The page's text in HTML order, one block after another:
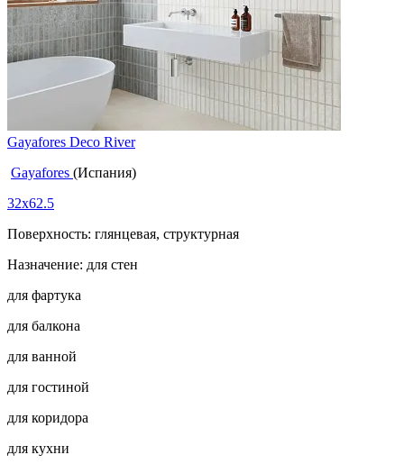
Gayafores Deco River
Gayafores (Испания)
32x62.5
Поверхность: глянцевая, структурная
Назначение: для стен
для фартука
для балкона
для ванной
для гостиной
для коридора
для кухни